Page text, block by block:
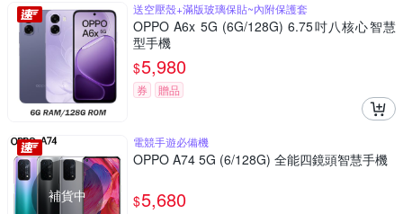
送空壓殼+滿版玻璃保貼~內附保護套
OPPO A6x 5G (6G/128G) 6.75吋八核心智慧
型手機
$5,980
券 贈品
補貨中
電競手遊必備機
OPPO A74 5G (6/128G) 全能四鏡頭智慧手機
$5,680